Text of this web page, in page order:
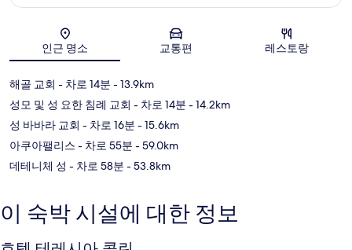
지도
인근 명소 교통편 레스토랑
해골 교회 - 차로 14분 - 13.9km
성모 및 성 요한 침례 교회 - 차로 14분 - 14.2km
성 바바라 교회 - 차로 16분 - 15.6km
아쿠아팰리스 - 차로 55분 - 59.0km
데테니체 성 - 차로 58분 - 53.8km
이 숙박 시설에 대한 정보